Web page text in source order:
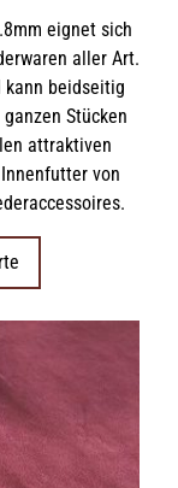
eignet sich
aller Art.
kann beidseitig
Stücken
attraktiven
von